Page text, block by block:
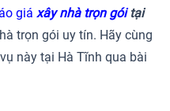
giá xây nhà trọn góitại
trọn gói uy tín. Hãy cùng
này tại Hà Tĩnh qua bài